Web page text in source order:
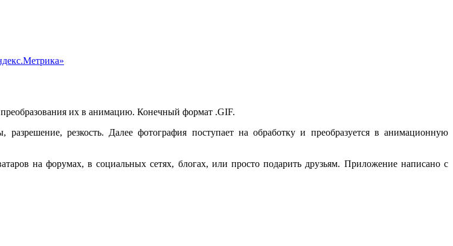
их в анимацию. Конечный формат .GIF.
резкость. Далее фотография поступает на обработку и преобразуется в анимационную
на форумах, в социальных сетях, блогах, или просто подарить друзьям. Приложение написано с